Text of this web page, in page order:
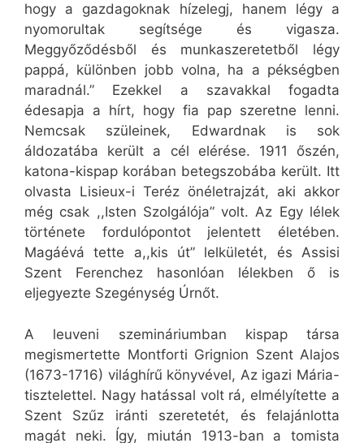
hogy a gazdagoknak hízelegj, hanem légy a
nyomorultak segítsége és vigasza.
Meggyőződésből és munkaszeretetből légy
pappá, különben jobb volna, ha a pékségben
maradnál.” Ezekkel a szavakkal fogadta
édesapja a hírt, hogy fia pap szeretne lenni.
Nemcsak szüleinek, Edwardnak is sok
áldozatába került a cél elérése. 1911 őszén,
katona-kispap korában betegszobába került. Itt
olvasta Lisieux-i Teréz önéletrajzát, aki akkor
még csak ,,Isten Szolgálója” volt. Az Egy lélek
története fordulópontot jelentett életében.
Magáévá tette a,,kis út” lelkületét, és Assisi
Szent Ferenchez hasonlóan lélekben ő is
eljegyezte Szegénység Úrnőt.
A leuveni szemináriumban kispap társa
megismertette Montforti Grignion Szent Alajos
(1673-1716) világhírű könyvével, Az igazi Mária-
tisztelettel. Nagy hatással volt rá, elmélyítette a
Szent Szűz iránti szeretetét, és felajánlotta
magát neki. Így, miután 1913-ban a tomista